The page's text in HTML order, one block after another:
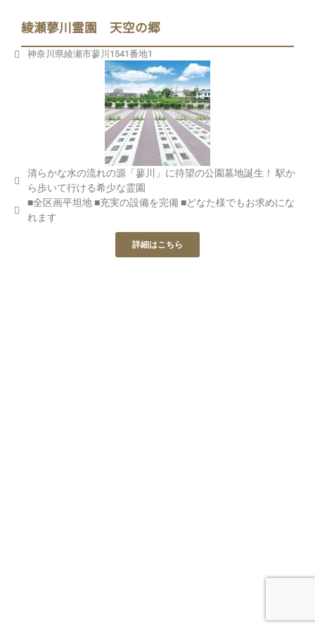
綾瀬蓼川霊園 天空の郷
神奈川県綾瀬市蓼川1541番地1
清らかな水の流れの源「蓼川」に待望の公園墓地誕生！ 駅か
ら歩いて行ける希少な霊園
■全区画平坦地 ■充実の設備を完備 ■どなた様でもお求めにな
れます
詳細はこちら